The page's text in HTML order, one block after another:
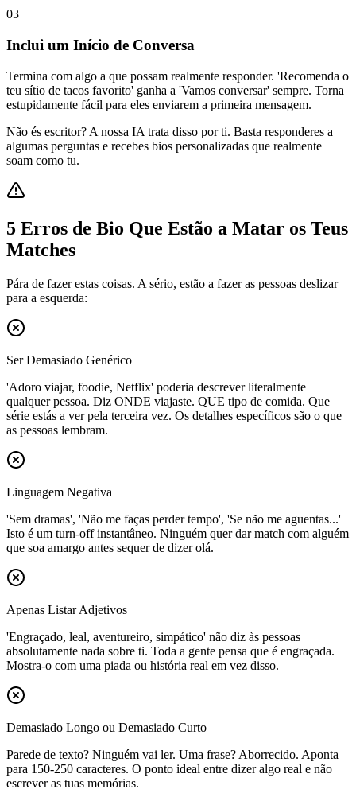
03
Inclui um Início de Conversa
Termina com algo a que possam realmente responder. 'Recomenda o
teu sítio de tacos favorito' ganha a 'Vamos conversar' sempre. Torna
estupidamente fácil para eles enviarem a primeira mensagem.
Não és escritor? A nossa IA trata disso por ti. Basta responderes a
algumas perguntas e recebes bios personalizadas que realmente
soam como tu.
5 Erros de Bio Que Estão a Matar os Teus
Matches
Pára de fazer estas coisas. A sério, estão a fazer as pessoas deslizar
para a esquerda:
Ser Demasiado Genérico
'Adoro viajar, foodie, Netflix' poderia descrever literalmente
qualquer pessoa. Diz ONDE viajaste. QUE tipo de comida. Que
série estás a ver pela terceira vez. Os detalhes específicos são o que
as pessoas lembram.
Linguagem Negativa
'Sem dramas', 'Não me faças perder tempo', 'Se não me aguentas...'
Isto é um turn-off instantâneo. Ninguém quer dar match com alguém
que soa amargo antes sequer de dizer olá.
Apenas Listar Adjetivos
'Engraçado, leal, aventureiro, simpático' não diz às pessoas
absolutamente nada sobre ti. Toda a gente pensa que é engraçada.
Mostra-o com uma piada ou história real em vez disso.
Demasiado Longo ou Demasiado Curto
Parede de texto? Ninguém vai ler. Uma frase? Aborrecido. Aponta
para 150-250 caracteres. O ponto ideal entre dizer algo real e não
escrever as tuas memórias.